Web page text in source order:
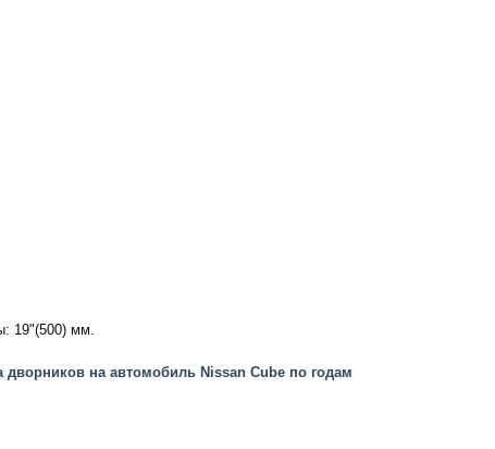
19"(500) мм.
дворников на автомобиль Nissan Cube по годам